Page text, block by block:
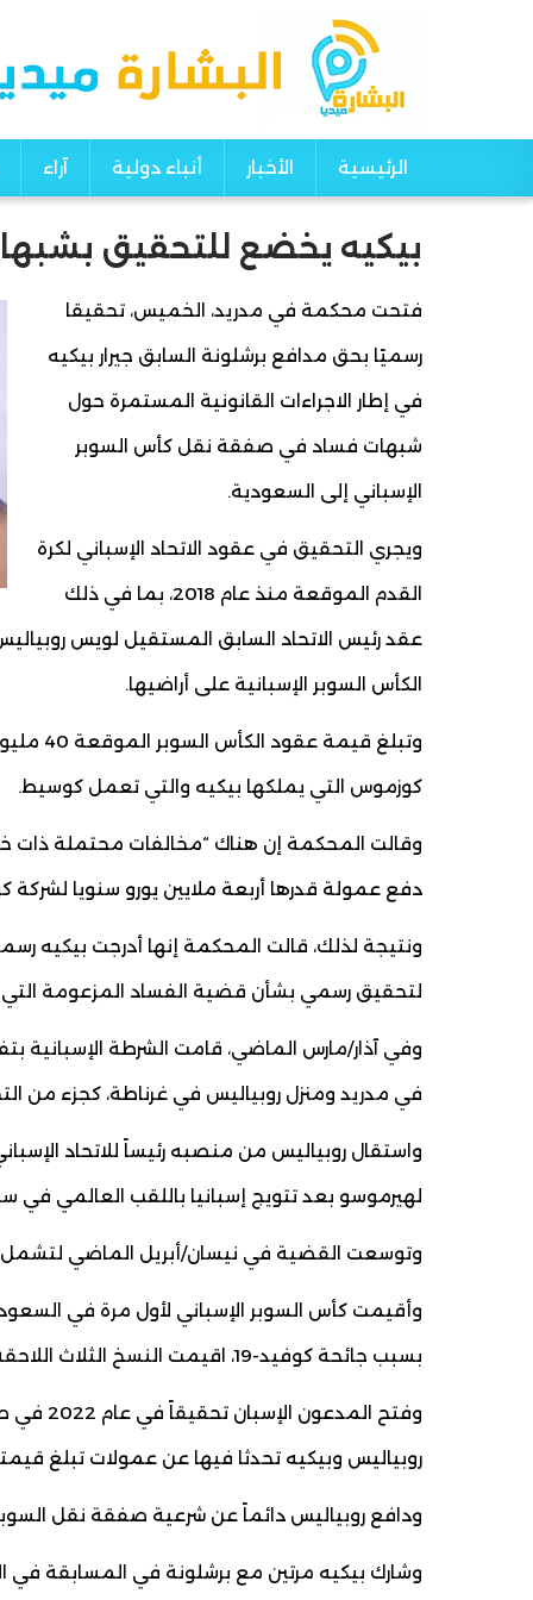
Main navigation
الرئيسية الأخبار أنباء دولية آراء
بيكيه يخضع للتحقيق
فتحت محكمة في مدريد، الخميس، تحقيقا
رسميًا بحق مدافع برشلونة السابق جيرار بيكيه
في إطار الاجراءات القانونية المستمرة حول
شبهات فساد في صفقة نقل كأس السوبر
الإسباني إلى السعودية.
ويجري التحقيق في عقود الاتحاد الإسباني لكرة
القدم الموقعة منذ عام 2018، بما في ذلك
عقد رئيس الاتحاد السابق المستقيل لويس
الكأس السوبر الإسبانية على أراضيها.
كوزموس التي يملكها بيكيه والتي تعمل كوسيط.
وقالت المحكمة إن هناك “مخالفات محتملة ذات
دفع عمولة قدرها أربعة ملايين يورو سنويا لشركة
ونتيجة لذلك، قالت المحكمة إنها أدرجت
لتحقيق رسمي بشأن قضية الفساد المزعومة التي
في مدريد ومنزل روبياليس في غرناطة، كجزء من
واستقال روبياليس من منصبه رئيساً للاتحاد
لهيرموسو بعد تتويج إسبانيا باللقب العالمي
وتوسعت القضية في نيسان/أبريل الماضي لتشمل
بسبب جائحة كوفيد-19، اقيمت النسخ الثلاث اللاحقة في السعودية.
وفتح
روبياليس وبيكيه تحدثا فيها عن عمولات تبلغ
ودافع روبياليس دائماً عن شرعية صفقة نقل السوبر
وشارك بيكيه مرتين مع برشلونة في المسابقة في